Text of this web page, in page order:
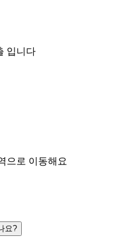
입니다
으로 이동해요
요?